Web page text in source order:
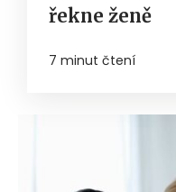
řekne ženě
7 minut čtení